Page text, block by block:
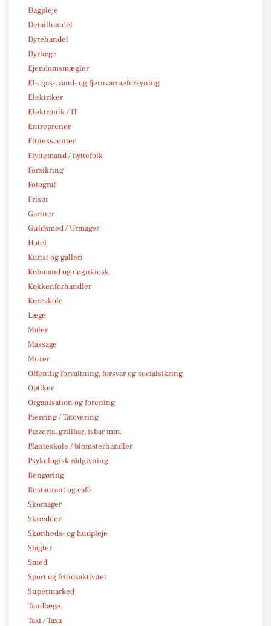
Dagpleje
Detailhandel
Dyrehandel
Dyrlæge
Ejendomsmægler
El-, gas-, vand- og fjernvarmeforsyning
Elektriker
Elektronik / IT
Entreprenør
Fitnesscenter
Flyttemand / flyttefolk
Forsikring
Fotograf
Frisør
Gartner
Guldsmed / Urmager
Hotel
Kunst og galleri
Købmand og døgnkiosk
Køkkenforhandler
Køreskole
Læge
Maler
Massage
Murer
Offentlig forvaltning, forsvar og socialsikring
Optiker
Organisation og forening
Piercing / Tatovering
Pizzeria, grillbar, isbar mm.
Planteskole / blomsterhandler
Psykologisk rådgivning
Rengøring
Restaurant og café
Skomager
Skrædder
Skønheds- og hudpleje
Slagter
Smed
Sport og fritidsaktivitet
Supermarked
Tandlæge
Taxi / Taxa